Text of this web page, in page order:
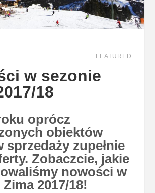
FEATURED
w sezonie
18
oprócz
obiektów
sprzedaży zupełnie
Zobaczcie, jakie
nowości w
2017/18!